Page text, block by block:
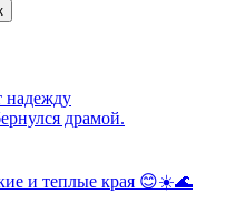
надежду
драмой.
и теплые края 😊☀️🌊